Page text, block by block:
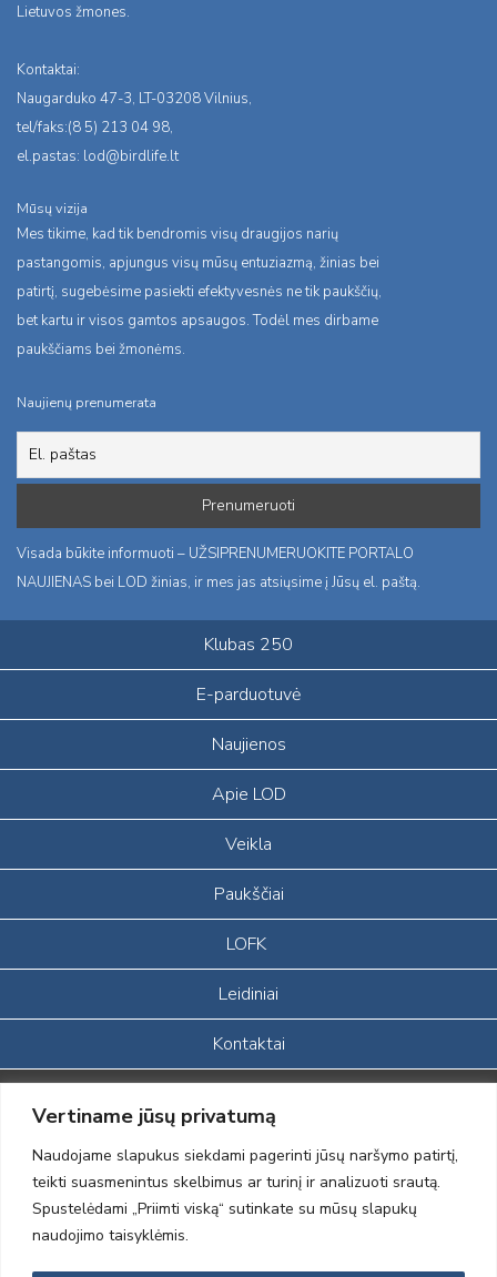
Vertiname jūsų privatumą
Naudojame slapukus siekdami pagerinti jūsų naršymo patirtį,
teikti suasmenintus skelbimus ar turinį ir analizuoti srautą.
Spustelėdami „Priimti viską“ sutinkate su mūsų slapukų
naudojimo taisyklėmis.
Lietuvos žmones.
Kontaktai:
Naugarduko 47-3, LT-03208 Vilnius,
tel/faks:(8 5) 213 04 98,
el.pastas: lod@birdlife.lt
Mūsų vizija
Mes tikime, kad tik bendromis visų draugijos narių
pastangomis, apjungus visų mūsų entuziazmą, žinias bei
patirtį, sugebėsime pasiekti efektyvesnės ne tik paukščių,
bet kartu ir visos gamtos apsaugos. Todėl mes dirbame
paukščiams bei žmonėms.
Naujienų prenumerata
Visada būkite informuoti – UŽSIPRENUMERUOKITE PORTALO
NAUJIENAS bei LOD žinias, ir mes jas atsiųsime į Jūsų el. paštą.
Klubas 250
E-parduotuvė
Naujienos
Apie LOD
Veikla
Paukščiai
LOFK
Leidiniai
Kontaktai
Portalas sukurtas įgyvendinant Lietuvos Respublikos, Europos
ekonominės erdvės ir Norvegijos finansinių mechanizmų iš dalies
finansuojamą paprojektį
„LOD visuomeninės /gamtosauginės veiklos sustiprinimas ir įvaizdžio
formavimas įtraukiant visuomenę į aplinkosauginių tyrimų veiklą“
(paprojekčio
įgyvendinimo sutarties numeris 2004-LT0008-NVO-1EEE/NOR-02-